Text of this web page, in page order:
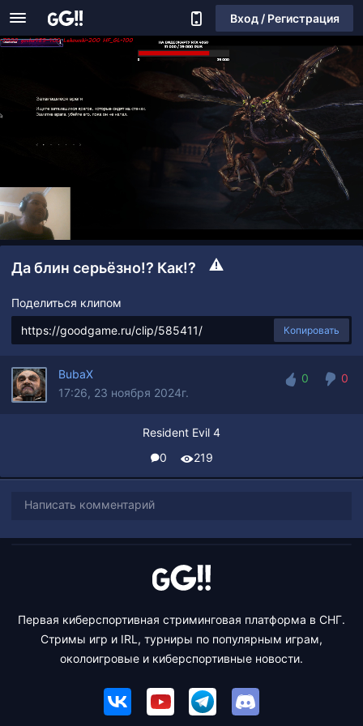
Вход / Регистрация
Да блин серьёзно!? Как!?
Поделиться клипом
Копировать
BubaX
17:26, 23 ноября 2024г.
0
0
Resident Evil 4
0
219
Написать комментарий
Первая киберспортивная стриминговая платформа в СНГ.
Стримы игр и IRL, турниры по популярным играм,
околоигровые и киберспортивные новости.